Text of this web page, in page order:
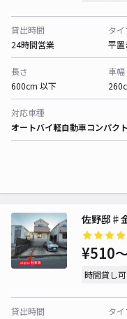
貸出時間
24時間営業
タイ
平置
長さ
600cm 以下
車幅
対応車種
オートバイ軽自動車コンパク
佐野邸♯
¥510
時間貸し可
貸出時間
タイ